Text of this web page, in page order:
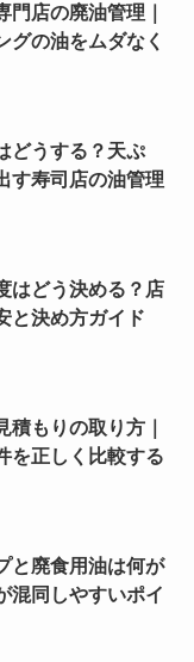
門店の廃油管理｜
グの油をムダなく
どうする？天ぷ
す寿司店の油管理
はどう決める？店
と決め方ガイド
積もりの取り方｜
を正しく比較する
と廃食用油は何が
混同しやすいポイ